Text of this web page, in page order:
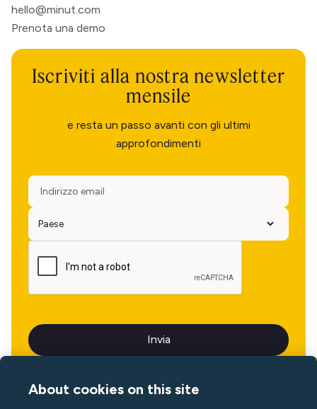
hello@minut.com
Prenota una demo
Iscriviti alla nostra newsletter
mensile
e resta un passo avanti con gli ultimi
approfondimenti
About cookies on this site